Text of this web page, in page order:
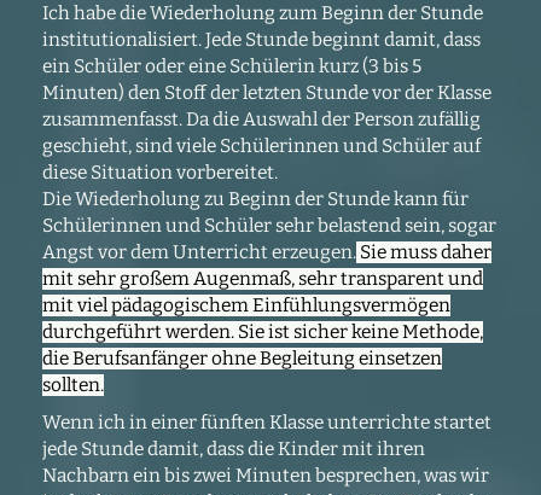
Ich habe die Wiederholung zum Beginn der Stunde
institutionalisiert. Jede Stunde beginnt damit, dass
ein Schüler oder eine Schülerin kurz (3 bis 5
Minuten) den Stoff der letzten Stunde vor der Klasse
zusammenfasst. Da die Auswahl der Person zufällig
geschieht, sind viele Schülerinnen und Schüler auf
diese Situation vorbereitet.
Die Wiederholung zu Beginn der Stunde kann für
Schülerinnen und Schüler sehr belastend sein, sogar
Angst vor dem Unterricht erzeugen. Sie muss daher
mit sehr großem Augenmaß, sehr transparent und
mit viel pädagogischem Einfühlungsvermögen
durchgeführt werden. Sie ist sicher keine Methode,
die Berufsanfänger ohne Begleitung einsetzen
sollten.
Wenn ich in einer fünften Klasse unterrichte startet
jede Stunde damit, dass die Kinder mit ihren
Nachbarn ein bis zwei Minuten besprechen, was wir